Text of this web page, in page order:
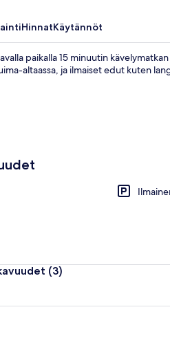
HinnatKäytännöt
paikalla 15 minuutin
altaassa, ja ilmaiset edut kuten
(3)